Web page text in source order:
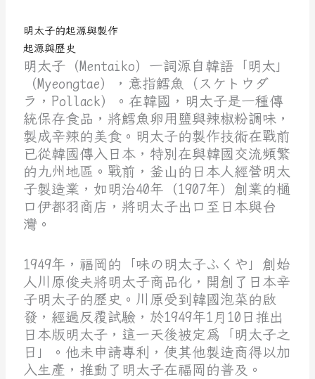
明太子的起源與製作
起源與歷史
明太子（Mentaiko）一詞源自韓語「明太」
（Myeongtae），意指鱈魚（スケトウダ
ラ，Pollack）。在韓國，明太子是一種傳
統保存食品，將鱈魚卵用鹽與辣椒粉調味，
製成辛辣的美食。明太子的製作技術在戰前
已從韓國傳入日本，特別在與韓國交流頻繁
的九州地區。戰前，釜山的日本人經營明太
子製造業，如明治40年（1907年）創業的樋
口伊都羽商店，將明太子出口至日本與台
灣。
1949年，福岡的「味の明太子ふくや」創始
人川原俊夫將明太子商品化，開創了日本辛
子明太子的歷史。川原受到韓國泡菜的啟
發，經過反覆試驗，於1949年1月10日推出
日本版明太子，這一天後被定為「明太子之
日」。他未申請專利，使其他製造商得以加
入生產，推動了明太子在福岡的普及。